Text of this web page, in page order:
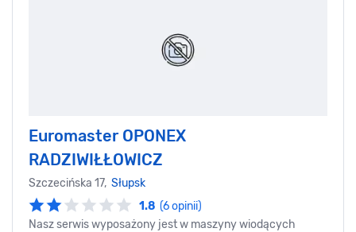
Euromaster OPONEX
RADZIWIŁŁOWICZ
Szczecińska 17, Słupsk
1.8 (6 opinii)
Nasz serwis wyposażony jest w maszyny wiodących